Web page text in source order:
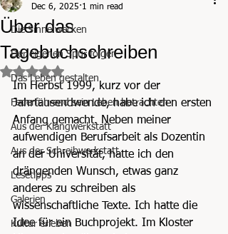
.
Die Sinne wecken
Der eigenen Spur folgen
Das Leben gestalten
Federführend sein Leben betrachten
Aus der Klangwerkstatt
Aus der Schreibwerkstatt
Lesetipps
Galerien
Kultur erleben
Über das
Tagebuchschreiben
Dec 6, 2025 1 min read
Rated NaN out of 5 stars.
Im Herbst 1999, kurz vor der
Jahrtausendwende, habe ich den ersten
Anfang gemacht. Neben meiner
aufwendigen Berufsarbeit als Dozentin
an der Universität, hatte ich den
drängenden Wunsch, etwas ganz
anderes zu schreiben als
wissenschaftliche Texte. Ich hatte die
Idee für ein Buchprojekt. Im Kloster